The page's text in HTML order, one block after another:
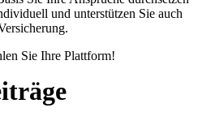
und unterstützen Sie auch
Sie Ihre Plattform!